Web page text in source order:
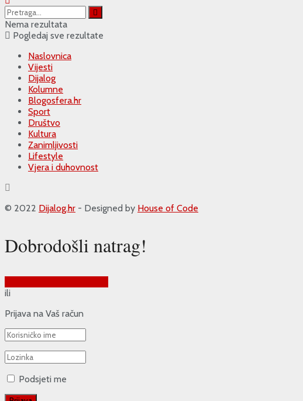
Nema rezultata
Pogledaj sve rezultate
Naslovnica
Vijesti
Dijalog
Kolumne
Blogosfera.hr
Sport
Društvo
Kultura
Zanimljivosti
Lifestyle
Vjera i duhovnost
© 2022 Dijalog.hr - Designed by House of Code
Dobrodošli natrag!
ili
Prijava na Vaš račun
Podsjeti me